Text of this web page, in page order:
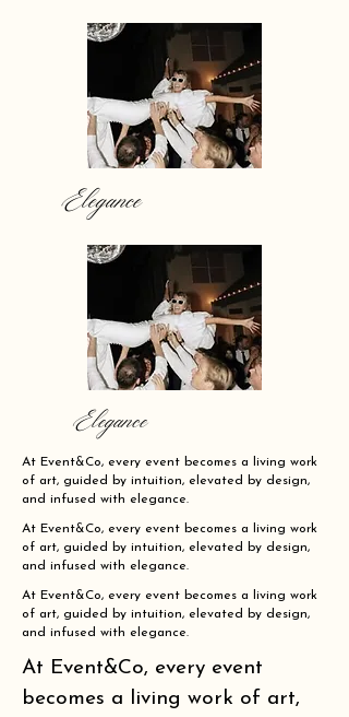
Elegance
Elegance
At Event&Co, every event becomes a living work
of art, guided by intuition, elevated by design,
and infused with elegance.
At Event&Co, every event becomes a living work
of art, guided by intuition, elevated by design,
and infused with elegance.
At Event&Co, every event becomes a living work
of art, guided by intuition, elevated by design,
and infused with elegance.
At Event&Co, every event
becomes a living work of art,